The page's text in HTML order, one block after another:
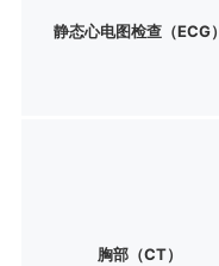
静态心电图检查（ECG）
胸部（CT）